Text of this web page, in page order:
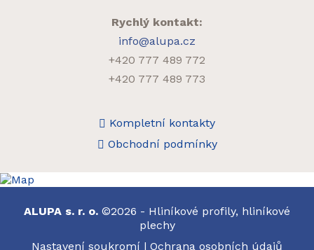
Rychlý kontakt:
info@alupa.cz
+420 777 489 772
+420 777 489 773
Kompletní kontakty
Obchodní podmínky
ALUPA s. r. o. ©2026 - Hliníkové profily, hliníkové
plechy
Nastavení soukromí | Ochrana osobních údajů